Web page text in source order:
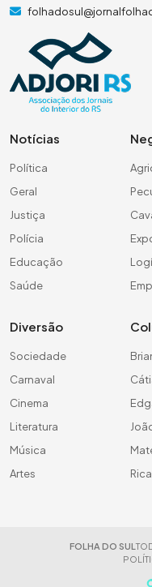
Notícias
Política
Geral
Justiça
Polícia
Educação
Saúde
Diversão
Sociedade
Carnaval
Cinema
Literatura
Música
Artes
FOLHA DO SUL